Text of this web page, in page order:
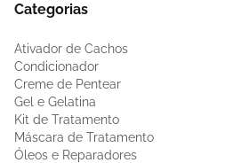
Categorias
Ativador de Cachos
Condicionador
Creme de Pentear
Gel e Gelatina
Kit de Tratamento
Máscara de Tratamento
Óleos e Reparadores